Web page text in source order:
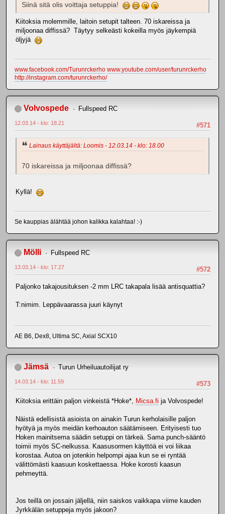
Siinä sitä olis voittaja setuppia!
Kiitoksia molemmille, laitoin setupit talteen. 70 iskareissa ja
miljoonaa diffissä? Täytyy selkeästi kokeilla myös jäykempiä
öljyjä
www.facebook.com/Turunrckerho www.youtube.com/user/turunrckerho
http://instagram.com/turunrckerho/
Volvospede Fullspeed RC
#571
12.03.14 - klo: 18.21
Lainaus käyttäjältä: Loomis - 12.03.14 - klo: 18.00
70 iskareissa ja miljoonaa diffissä?
Kyllä!
Se kauppias älähtää johon kalikka kalahtaa! :-)
Mölli Fullspeed RC
#572
13.03.14 - klo: 17.27
Paljonko takajousituksen -2 mm LRC takapala lisää antisquattia?
T:nimim. Leppävaarassa juuri käynyt
AE B6, Dex8, Ultima SC, Axial SCX10
Jämsä Turun Urheiluautoilijat ry
#573
14.03.14 - klo: 11.59
Kiitoksia erittäin paljon vinkeistä *Hoke*, Micsa.fi ja Volvospede!
Näistä edellisistä asioista on ainakin Turun kerholaisille paljon
hyötyä ja myös meidän kerhoauton säätämiseen. Erityisesti tuo
Hoken mainitsema säädin setuppi on tärkeä. Sama punch-sääntö
toimii myös SC-nelkussa. Kaasusormen käyttöä ei voi liikaa
korostaa. Autoa on jotenkin helpompi ajaa kun se ei ryntää
välittömästi kaasuun koskettaessa. Hoke korosti kaasun
pehmeyttä.
Jos teillä on jossain jäljellä, niin saiskos vaikkapa viime kauden
Jyrkkälän setuppeja myös jakoon?